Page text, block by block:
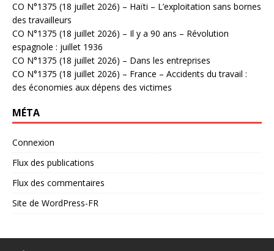
CO N°1375 (18 juillet 2026) – Haïti – L’exploitation sans bornes
des travailleurs
CO N°1375 (18 juillet 2026) – Il y a 90 ans – Révolution
espagnole : juillet 1936
CO N°1375 (18 juillet 2026) – Dans les entreprises
CO N°1375 (18 juillet 2026) – France – Accidents du travail :
des économies aux dépens des victimes
MÉTA
Connexion
Flux des publications
Flux des commentaires
Site de WordPress-FR